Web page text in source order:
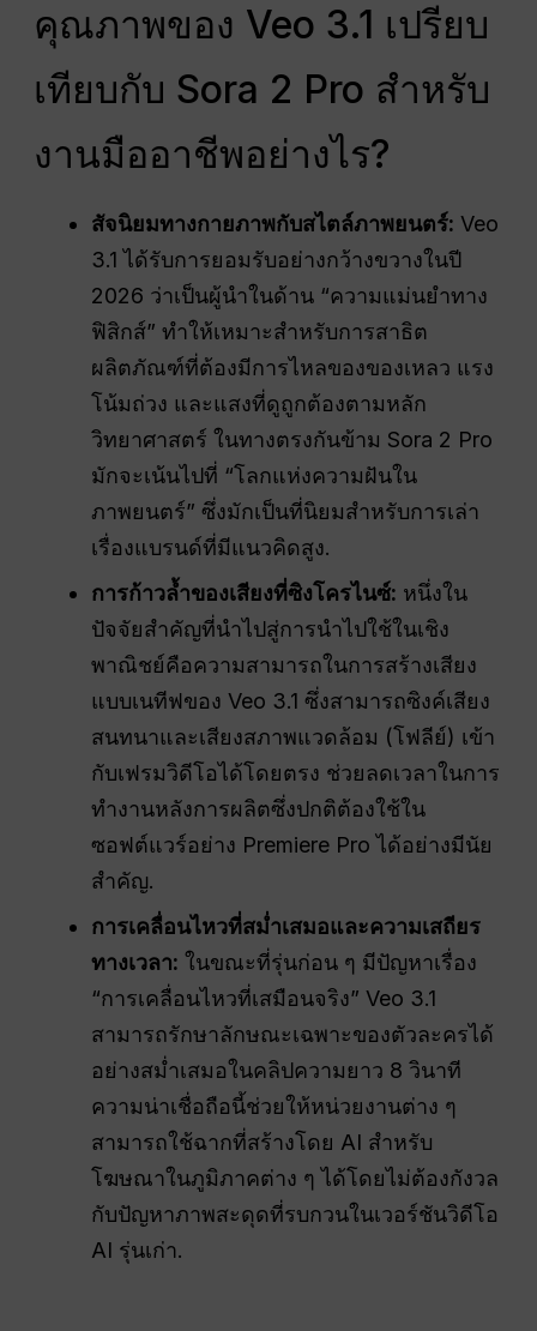
คุณภาพของ Veo 3.1 เปรียบ
เทียบกับ Sora 2 Pro สำหรับ
งานมืออาชีพอย่างไร?
สัจนิยมทางกายภาพกับสไตล์ภาพยนตร์: Veo
3.1 ได้รับการยอมรับอย่างกว้างขวางในปี
2026 ว่าเป็นผู้นำในด้าน “ความแม่นยำทาง
ฟิสิกส์” ทำให้เหมาะสำหรับการสาธิต
ผลิตภัณฑ์ที่ต้องมีการไหลของของเหลว แรง
โน้มถ่วง และแสงที่ดูถูกต้องตามหลัก
วิทยาศาสตร์ ในทางตรงกันข้าม Sora 2 Pro
มักจะเน้นไปที่ “โลกแห่งความฝันใน
ภาพยนตร์” ซึ่งมักเป็นที่นิยมสำหรับการเล่า
เรื่องแบรนด์ที่มีแนวคิดสูง.
การก้าวล้ำของเสียงที่ซิงโครไนซ์: หนึ่งใน
ปัจจัยสำคัญที่นำไปสู่การนำไปใช้ในเชิง
พาณิชย์คือความสามารถในการสร้างเสียง
แบบเนทีฟของ Veo 3.1 ซึ่งสามารถซิงค์เสียง
สนทนาและเสียงสภาพแวดล้อม (โฟลีย์) เข้า
กับเฟรมวิดีโอได้โดยตรง ช่วยลดเวลาในการ
ทำงานหลังการผลิตซึ่งปกติต้องใช้ใน
ซอฟต์แวร์อย่าง Premiere Pro ได้อย่างมีนัย
สำคัญ.
การเคลื่อนไหวที่สม่ำเสมอและความเสถียร
ทางเวลา: ในขณะที่รุ่นก่อน ๆ มีปัญหาเรื่อง
“การเคลื่อนไหวที่เสมือนจริง” Veo 3.1
สามารถรักษาลักษณะเฉพาะของตัวละครได้
อย่างสม่ำเสมอในคลิปความยาว 8 วินาที
ความน่าเชื่อถือนี้ช่วยให้หน่วยงานต่าง ๆ
สามารถใช้ฉากที่สร้างโดย AI สำหรับ
โฆษณาในภูมิภาคต่าง ๆ ได้โดยไม่ต้องกังวล
กับปัญหาภาพสะดุดที่รบกวนในเวอร์ชันวิดีโอ
AI รุ่นเก่า.